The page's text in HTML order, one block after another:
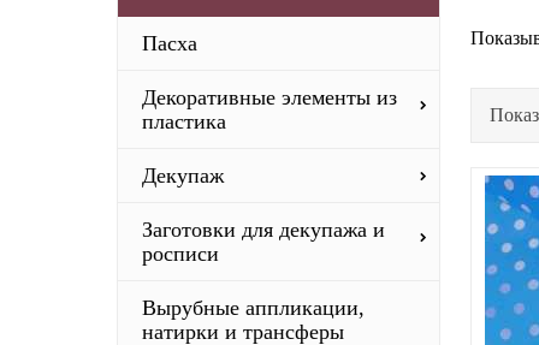
Пасха
Декоративные элементы из
пластика
Декупаж
Заготовки для декупажа и
росписи
Вырубные аппликации,
натирки и трансферы